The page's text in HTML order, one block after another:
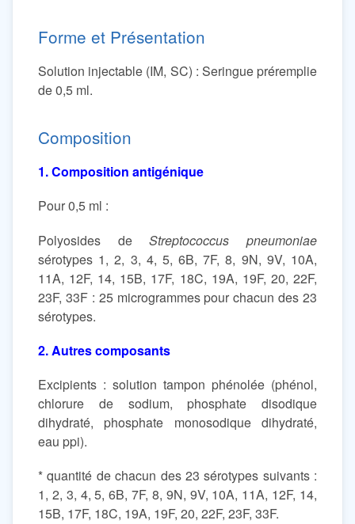
Forme et Présentation
Solution injectable (IM, SC) : Seringue préremplie
de 0,5 ml.
Composition
1. Composition antigénique
Pour 0,5 ml :
Polyosides deStreptococcus pneumoniae
sérotypes 1, 2, 3, 4, 5, 6B, 7F, 8, 9N, 9V, 10A,
11A, 12F, 14, 15B, 17F, 18C, 19A, 19F, 20, 22F,
23F, 33F : 25 microgrammes pour chacun des 23
sérotypes.
2. Autres composants
Excipients : solution tampon phénolée (phénol,
chlorure de sodium, phosphate disodique
dihydraté, phosphate monosodique dihydraté,
eau ppi).
* quantité de chacun des 23 sérotypes suivants :
1, 2, 3, 4, 5, 6B, 7F, 8, 9N, 9V, 10A, 11A, 12F, 14,
15B, 17F, 18C, 19A, 19F, 20, 22F, 23F, 33F.